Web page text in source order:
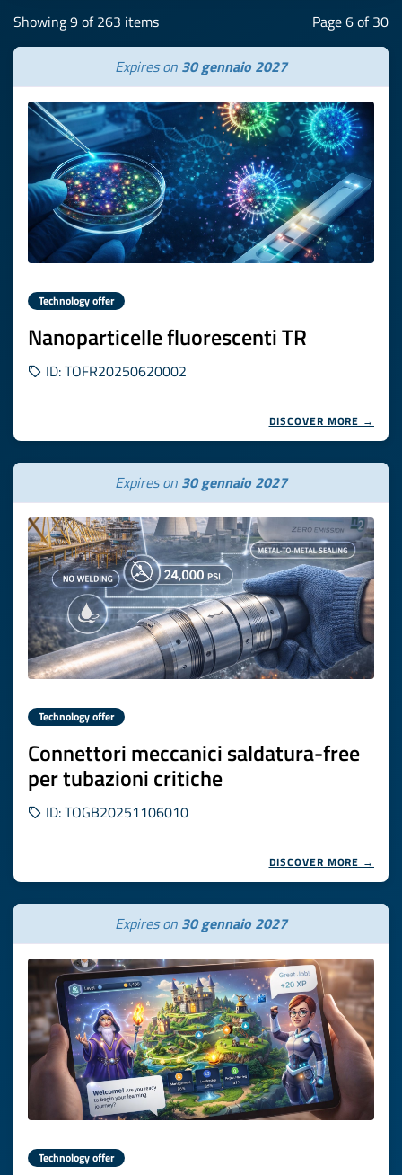
Showing 9 of 263 items Page 6 of 30
Expires on 30 gennaio 2027
Technology offer
Nanoparticelle fluorescenti TR
ID: TOFR20250620002
DISCOVER MORE →
Expires on 30 gennaio 2027
Technology offer
Connettori meccanici saldatura-free
per tubazioni critiche
ID: TOGB20251106010
DISCOVER MORE →
Expires on 30 gennaio 2027
Technology offer